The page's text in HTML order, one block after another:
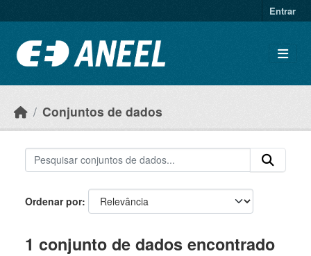
Entrar
Conjuntos de dados
Ordenar por
1 conjunto de dados encontrado